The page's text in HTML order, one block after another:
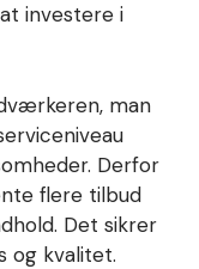
investere i
man
Derfor
flere tilbud
Det sikrer
og kvalitet.